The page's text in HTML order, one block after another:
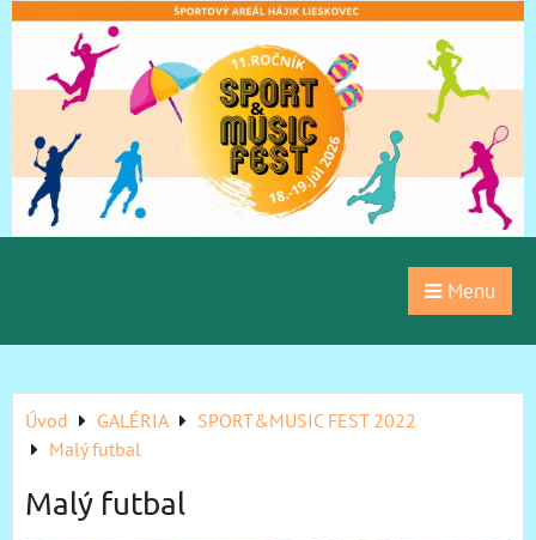
Menu
Úvod GALÉRIA
SPORT&MUSIC FEST 2022
Malý futbal
Malý futbal